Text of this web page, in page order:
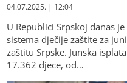
04.07.2025. | 12:04
U Republici Srpskoj danas
sistema dječije zaštite za
zaštitu Srpske. Junska
17.362 djece, od…